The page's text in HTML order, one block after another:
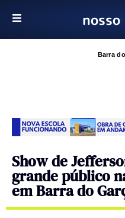
Barra
Show de
grande público
em Barra do